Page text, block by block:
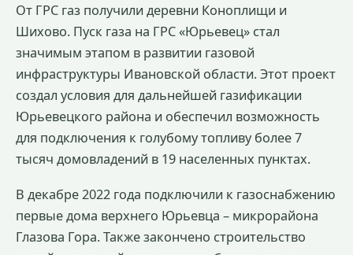
От ГРС газ получили деревни Коноплищи и
Шихово. Пуск газа на ГРС «Юрьевец» стал
значимым этапом в развитии газовой
инфраструктуры Ивановской области. Этот проект
создал условия для дальнейшей газификации
Юрьевецкого района и обеспечил возможность
для подключения к голубому топливу более 7
тысяч домовладений в 19 населенных пунктах.
В декабре 2022 года подключили к газоснабжению
первые дома верхнего Юрьевца – микрорайона
Глазова Гора. Также закончено строительство